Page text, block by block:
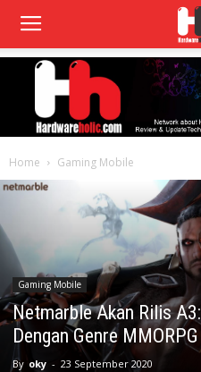
Home Gaming Mobile
Gaming Mobile
Netmarble Akan Rilis
Dengan Genre
By oky - 23 September 2020